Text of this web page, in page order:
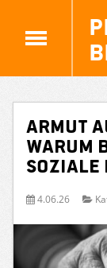
Armut
Warum
soziale
4.06.26